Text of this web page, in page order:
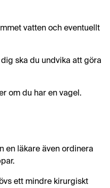
vatten och eventuellt
ska du undvika att göra
om du har en vagel.
en läkare även ordinera
ett mindre kirurgiskt